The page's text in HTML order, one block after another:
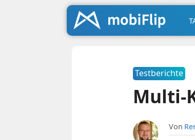
Testberichte
Multi-
Von